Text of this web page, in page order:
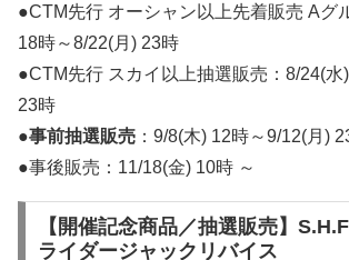
●CTM先行 オーシャン以上先着販売 Aグ
18時～8/22(月) 23時
●CTM先行 スカイ以上抽選販売：8/24(水
23時
●事前抽選販売 ：9/8(木) 12時～9/12(月)
●事後販売：11/18(金) 10時 ～
【開催記念商品／抽選販売】
ライダージャックリバイス